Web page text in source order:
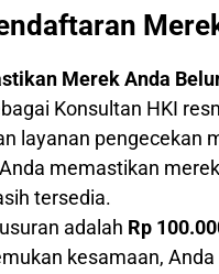
Merek Anda
Konsultan HKI
layanan pengecekan
memastikan
tersedia.
adalah Rp
kesamaan,